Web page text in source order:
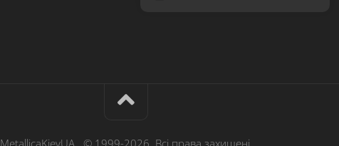
MetallicaKievUA © 1999-2026. Всі права захищені.